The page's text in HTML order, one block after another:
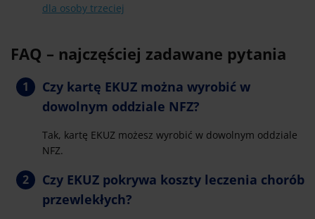
dla osoby trzeciej
FAQ – najczęściej zadawane pytania
Czy kartę EKUZ można wyrobić w
dowolnym oddziale NFZ?
Tak, kartę EKUZ możesz wyrobić w dowolnym oddziale
NFZ.
Czy EKUZ pokrywa koszty leczenia chorób
przewlekłych?